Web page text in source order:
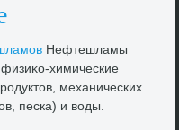
Нефтешламы
химические
механических
песка) и вοды.